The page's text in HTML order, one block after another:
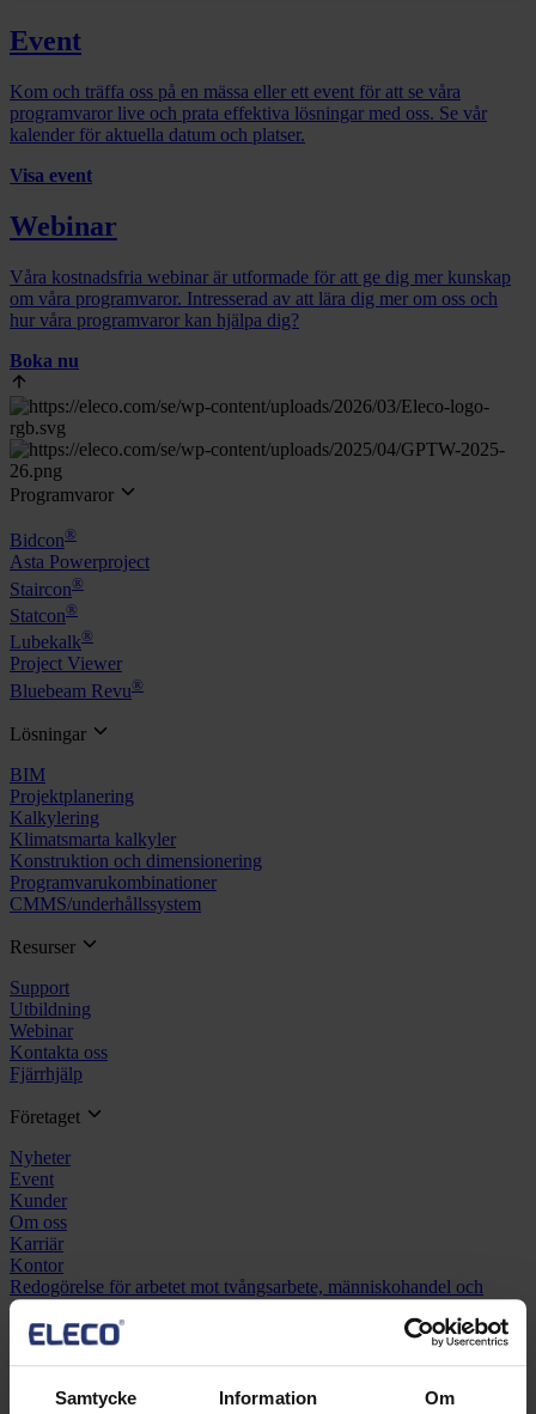
Samtycke Information Om
Event
Kom och träffa oss på en mässa eller ett event för att se våra
programvaror live och prata effektiva lösningar med oss. Se vår
kalender för aktuella datum och platser.
Visa event
Webinar
Våra kostnadsfria webinar är utformade för att ge dig mer kunskap
om våra programvaror. Intresserad av att lära dig mer om oss och
hur våra programvaror kan hjälpa dig?
Boka nu
Programvaror
Bidcon®
Asta Powerproject
Staircon®
Statcon®
Lubekalk®
Project Viewer
Bluebeam Revu®
Lösningar
BIM
Projektplanering
Kalkylering
Klimatsmarta kalkyler
Konstruktion och dimensionering
Programvarukombinationer
CMMS/underhållssystem
Resurser
Support
Utbildning
Webinar
Kontakta oss
Fjärrhjälp
Företaget
Nyheter
Event
Kunder
Om oss
Karriär
Kontor
Redogörelse för arbetet mot tvångsarbete, människohandel och
arbetskraftsexploatering